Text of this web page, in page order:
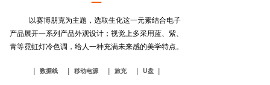
以赛博朋克为主题，选取生化这一元素结合电子
产品展开一系列产品外观设计； 视觉上多采用蓝、紫、
青等霓虹灯冷色调， 给人一种充满未来感的美学特点。
| 数据线 | 移动电源 | 旅充 | U盘 |